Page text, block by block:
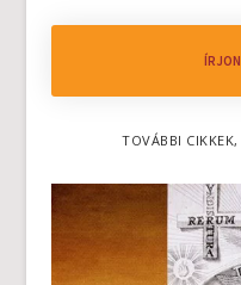
TOVÁBBI CIKKEK,